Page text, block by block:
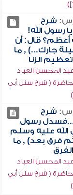
شرح
رسول الله!
أعظم؟ قال: أن
جارك...) , ما
الزنا
المحسن العباد
( شرح سنن أبي
شرح
رسول
الله عليه وسلم
فرق بعد) , ما
المحسن العباد
( شرح سنن أبي